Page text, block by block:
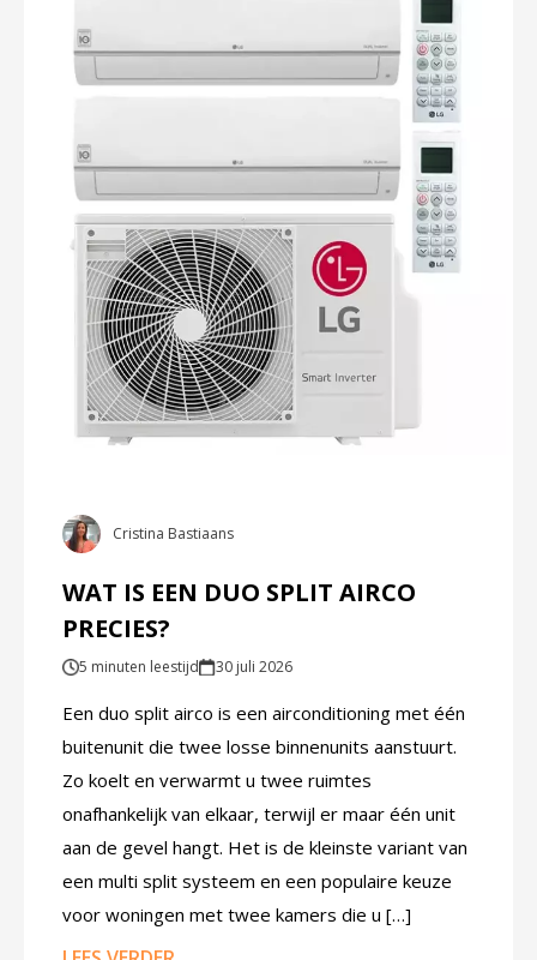
Cristina Bastiaans
WAT IS EEN DUO SPLIT AIRCO
PRECIES?
5 minuten leestijd 30 juli 2026
Een duo split airco is een airconditioning met één
buitenunit die twee losse binnenunits aanstuurt.
Zo koelt en verwarmt u twee ruimtes
onafhankelijk van elkaar, terwijl er maar één unit
aan de gevel hangt. Het is de kleinste variant van
een multi split systeem en een populaire keuze
voor woningen met twee kamers die u […]